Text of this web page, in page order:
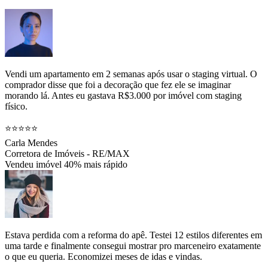
Vendi um apartamento em 2 semanas após usar o staging virtual. O
comprador disse que foi a decoração que fez ele se imaginar
morando lá. Antes eu gastava R$3.000 por imóvel com staging
físico.
⭐⭐⭐⭐⭐
Carla Mendes
Corretora de Imóveis - RE/MAX
Vendeu imóvel 40% mais rápido
Estava perdida com a reforma do apê. Testei 12 estilos diferentes em
uma tarde e finalmente consegui mostrar pro marceneiro exatamente
o que eu queria. Economizei meses de idas e vindas.